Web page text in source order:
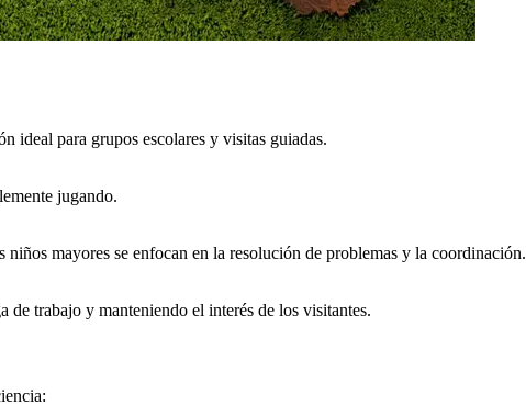
ideal para grupos escolares y visitas guiadas.
jugando.
mayores se enfocan en la resolución de problemas y la coordinación.
trabajo y manteniendo el interés de los visitantes.